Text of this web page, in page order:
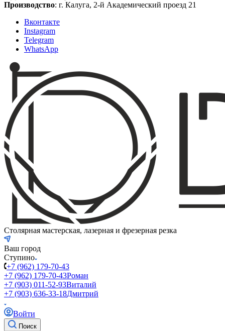
Производство: г. Калуга, 2-й Академический проезд 21
Вконтакте
Instagram
Telegram
WhatsApp
Столярная мастерская, лазерная и фрезерная резка
Ваш город
Ступино
+7 (962) 179-70-43
+7 (962) 179-70-43Роман
+7 (903) 011-52-93Виталий
+7 (903) 636-33-18Дмитрий
Войти
Поиск